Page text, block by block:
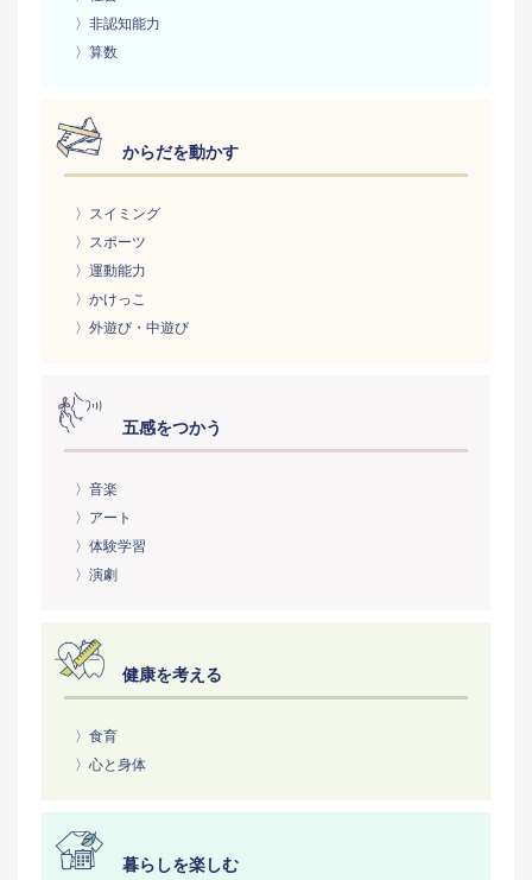
〉非認知能力
〉算数
からだを動かす
〉スイミング
〉スポーツ
〉運動能力
〉かけっこ
〉外遊び・中遊び
五感をつかう
〉音楽
〉アート
〉体験学習
〉演劇
健康を考える
〉食育
〉心と身体
暮らしを楽しむ